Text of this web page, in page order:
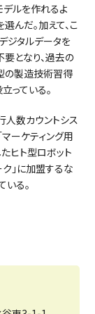
デルを作れるよ
んだ。加えて、こ
ジタルデータを
となり、過去の
の製造技術習得
っている。
人数カウントシス
ーケティング用
ヒト型ロボット
」に加盟するな
る。